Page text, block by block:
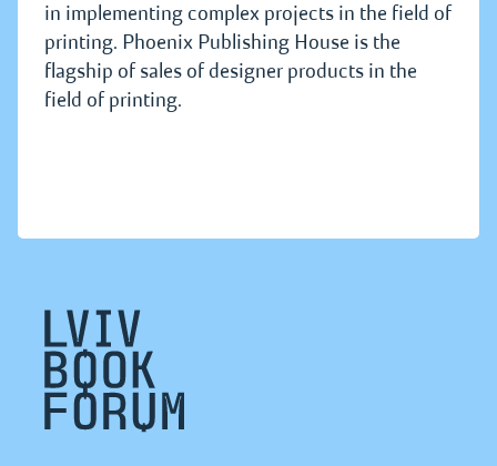
in implementing complex projects in the field of
printing. Phoenix Publishing House is the
flagship of sales of designer products in the
field of printing.